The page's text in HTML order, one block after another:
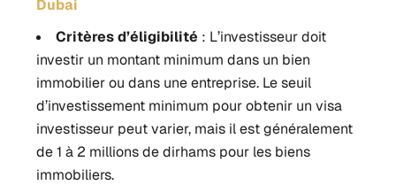
Dubai
Critères d’éligibilité : L’investisseur doit
investir un montant minimum dans un bien
immobilier ou dans une entreprise. Le seuil
d’investissement minimum pour obtenir un visa
investisseur peut varier, mais il est généralement
de 1 à 2 millions de dirhams pour les biens
immobiliers.